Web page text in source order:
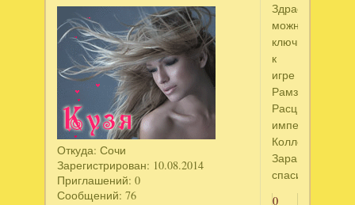
Откуда: Сочи
Зарегистрирован: 10.08.2014
Приглашений: 0
Сообщений: 76
Здраствуйте!!!
можно
ключик
к
игре
Рамзес.
Расцвет
империи.
Коллекционное
Заранее
спасибо!!!
0